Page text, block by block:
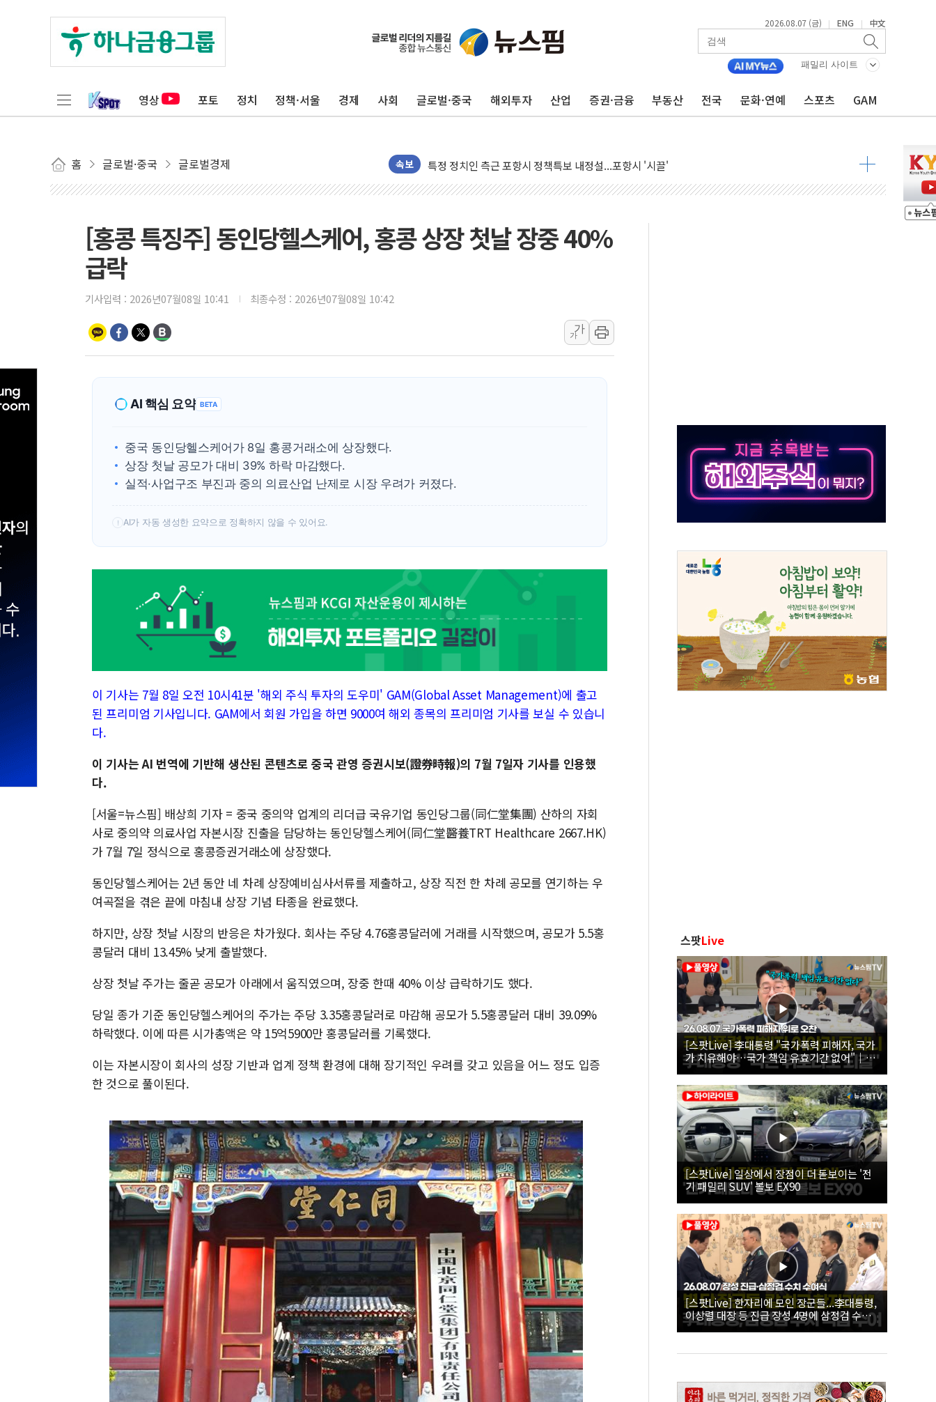
2026.08.07 (금) | ENG | 中文
패밀리 사이트
영상 포토 정치 정책·서울 경제 사회 글로벌·중국 해외투자 산업 증권·금융 부동산 전국 문화·연예 스포츠 GAM
홈 글로벌·중국 글로벌경제 속보
[종합] 美 7월 고용 2만3000명 감소 '쇼크'…9월 금리 인상 기대 후퇴
뉴욕증시 개장 전 특징주...아틀라시안·클라우드플레어·태양광주↑ VS 트레이드데스크·웬디스↓
보훈부, 미 DPAA와 MOU… "6·25 미군 실종자 7359명 끝까지 찾겠다"
특정 정치인 측근 포항시 정책특보 내정설...포항시 '시끌'
李 "해남 태양광, 대한민국 다음 100년 밑거름…수도권 집중 완화 전환점"
트럼프, 中 겨냥 폴리실리콘 관세 15% 부과…美 태양광주 급등
[사진] 빈살만과 에르도안의 만남
황희 '폐버스 청년주택' SNS 글 역풍에 "정부정책 아냐" 해명
폭염 누그러지고 가뭄 숙지나...경북동해안권 8~9일 최대 100mm 호우
[코인시황] 비트코인 6만4000달러대 횡보…고래·ETF 매수에도 고유가·금리·입법 지연 '삼중 부담'
[홍콩 특징주] 동인당헬스케어, 홍콩 상장 첫날 장중 40%
급락
기사입력 : 2026년07월08일 10:41 최종수정 : 2026년07월08일 10:42
가
가
AI 핵심 요약 BETA
중국 동인당헬스케어가 8일 홍콩거래소에 상장했다.
상장 첫날 공모가 대비 39% 하락 마감했다.
실적·사업구조 부진과 중의 의료산업 난제로 시장 우려가 커졌다.
! AI가 자동 생성한 요약으로 정확하지 않을 수 있어요.
이 기사는 7월 8일 오전 10시41분 '해외 주식 투자의 도우미' GAM(Global Asset Management)에 출고
된 프리미엄 기사입니다. GAM에서 회원 가입을 하면 9000여 해외 종목의 프리미엄 기사를 보실 수 있습니
다.
이 기사는 AI 번역에 기반해 생산된 콘텐츠로 중국 관영 증권시보(證券時報)의 7월 7일자 기사를 인용했
다.
[서울=뉴스핌] 배상희 기자 = 중국 중의약 업계의 리더급 국유기업 동인당그룹(同仁堂集團) 산하의 자회
사로 중의약 의료사업 자본시장 진출을 담당하는 동인당헬스케어(同仁堂醫養TRT Healthcare 2667.HK)
가 7월 7일 정식으로 홍콩증권거래소에 상장했다.
동인당헬스케어는 2년 동안 네 차례 상장예비심사서류를 제출하고, 상장 직전 한 차례 공모를 연기하는 우
여곡절을 겪은 끝에 마침내 상장 기념 타종을 완료했다.
하지만, 상장 첫날 시장의 반응은 차가웠다. 회사는 주당 4.76홍콩달러에 거래를 시작했으며, 공모가 5.5홍
콩달러 대비 13.45% 낮게 출발했다.
상장 첫날 주가는 줄곧 공모가 아래에서 움직였으며, 장중 한때 40% 이상 급락하기도 했다.
당일 종가 기준 동인당헬스케어의 주가는 주당 3.35홍콩달러로 마감해 공모가 5.5홍콩달러 대비 39.09%
하락했다. 이에 따른 시가총액은 약 15억5900만 홍콩달러를 기록했다.
이는 자본시장이 회사의 성장 기반과 업계 정책 환경에 대해 장기적인 우려를 갖고 있음을 어느 정도 입증
한 것으로 풀이된다.
스팟Live
[스팟Live] 李대통령 "국가폭력 피해자, 국가
가 치유해야…국가 책임 유효기간 없어"｜
26.08.07 국가폭력 피해자 위로 오찬
[스팟Live] 일상에서 장점이 더 돋보이는 '전
기 패밀리 SUV' 볼보 EX90
[스팟Live] 한자리에 모인 장군들...李대통령,
이상렬 대장 등 진급 장성 4명에 삼정검 수치
직접 수여｜26.08.07 장성 진급·삼정검 수치